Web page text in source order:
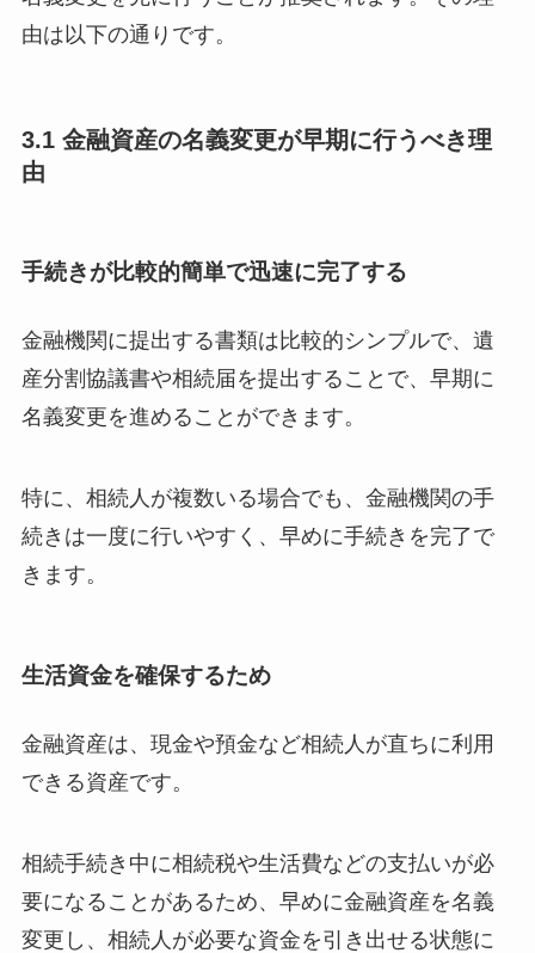
由は以下の通りです。
3.1 金融資産の名義変更が早期に行うべき理
由
手続きが比較的簡単で迅速に完了する
金融機関に提出する書類は比較的シンプルで、遺
産分割協議書や相続届を提出することで、早期に
名義変更を進めることができます。
特に、相続人が複数いる場合でも、金融機関の手
続きは一度に行いやすく、早めに手続きを完了で
きます。
生活資金を確保するため
金融資産は、現金や預金など相続人が直ちに利用
できる資産です。
相続手続き中に相続税や生活費などの支払いが必
要になることがあるため、早めに金融資産を名義
変更し、相続人が必要な資金を引き出せる状態に